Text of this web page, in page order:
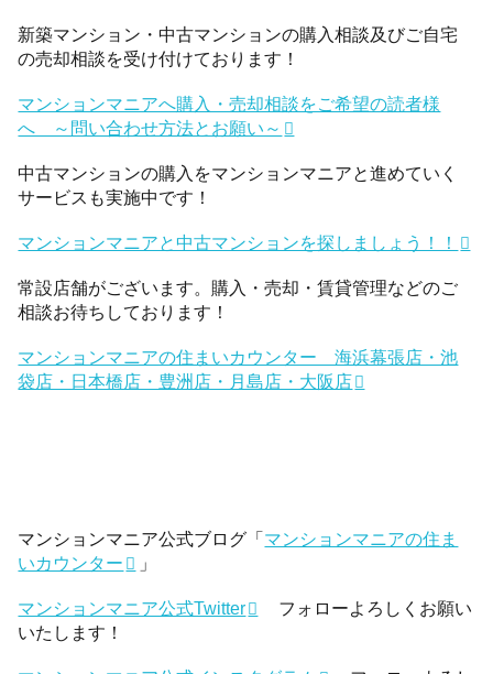
新築マンション・中古マンションの購入相談及びご自宅
の売却相談を受け付けております！
マンションマニアへ購入・売却相談をご希望の読者様
へ ～問い合わせ方法とお願い～
中古マンションの購入をマンションマニアと進めていく
サービスも実施中です！
マンションマニアと中古マンションを探しましょう！！
常設店舗がございます。購入・売却・賃貸管理などのご
相談お待ちしております！
マンションマニアの住まいカウンター 海浜幕張店・池
袋店・日本橋店・豊洲店・月島店・大阪店
マンションマニア公式ブログ「マンションマニアの住ま
いカウンター
」
マンションマニア公式Twitter
フォローよろしくお願い
いたします！